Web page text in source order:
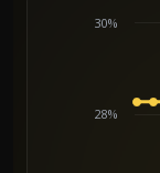
28%
30%